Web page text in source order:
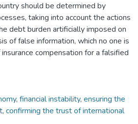
should be determined by
taking into account the actions
debt burden artificially imposed on
of false information, which no one is
compensation for a falsified
, financial instability, ensuring the
, confirming the trust of international